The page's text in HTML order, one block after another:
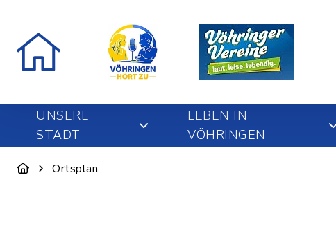
UNSERE
STADT
LEBEN IN
VÖHRINGEN
Ortsplan